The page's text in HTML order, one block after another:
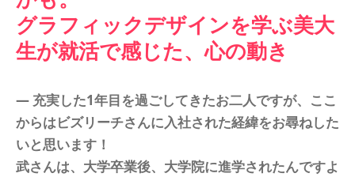
グラフィックデザインを学ぶ美大
生が就活で感じた、心の動き
― 充実した1年目を過ごしてきたお二人ですが、ここ
からはビズリーチさんに入社された経緯をお尋ねした
いと思います！
武さんは、大学卒業後、大学院に進学されたんですよ